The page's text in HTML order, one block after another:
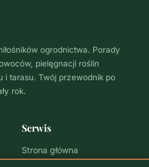
ogrodnictwa. Porady
pielęgnacji roślin
i tarasu. Twój przewodnik po
rok.
Serwis
Strona główna